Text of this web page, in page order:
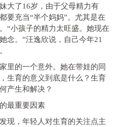
大了16岁，由于父母精力有
要充当“半个妈妈”。尤其是在
“小孩子的精力太旺盛。她现在
念。”汪逸欣说，自己今年21
里的一个意外。她在带娃的同
生育的意义到底是什么？生育
产生和解决？
最重要因素
现，年轻人对生育的关注点主